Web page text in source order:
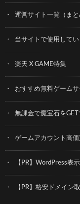
運営サイト一覧（まと
当サイトで使用して
楽天 X GAME特集
おすすめ無料ゲーム
無課金で魔宝石を
ゲームアカウント高価
【PR】WordPress表
【PR】格安ドメイン